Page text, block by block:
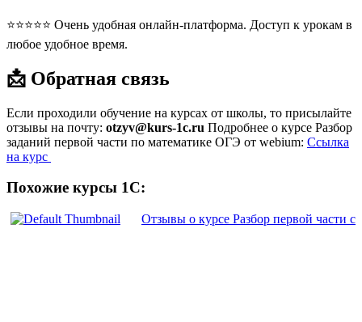
⭐⭐⭐⭐⭐ Очень удобная онлайн-платформа. Доступ к урокам в
любое удобное время.
📩 Обратная связь
Если проходили обучение на курсах от школы, то присылайте
отзывы на почту: otzyv@kurs-1c.ru Подробнее о курсе Разбор
заданий первой части по математике ОГЭ от webium: Ссылка
на курс
Похожие курсы 1С:
Отзывы о курсе Разбор первой части с